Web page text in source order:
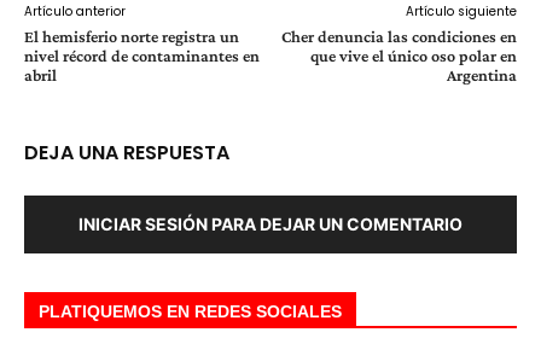
Artículo anterior
El hemisferio norte registra un
nivel récord de contaminantes en
abril
Artículo siguiente
Cher denuncia las condiciones en
que vive el único oso polar en
Argentina
DEJA UNA RESPUESTA
INICIAR SESIÓN PARA DEJAR UN COMENTARIO
PLATIQUEMOS EN REDES SOCIALES